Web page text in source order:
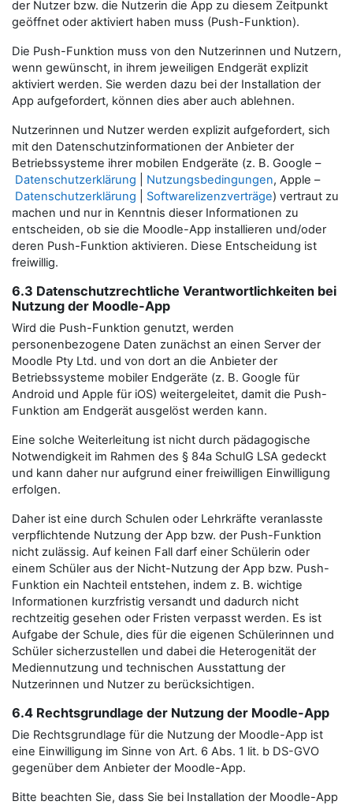
der Nutzer bzw. die Nutzerin die App zu diesem Zeitpunkt
geöffnet oder aktiviert haben muss (Push-Funktion).
Die Push-Funktion muss von den Nutzerinnen und Nutzern,
wenn gewünscht, in ihrem jeweiligen Endgerät explizit
aktiviert werden. Sie werden dazu bei der Installation der
App aufgefordert, können dies aber auch ablehnen.
Nutzerinnen und Nutzer werden explizit aufgefordert, sich
mit den Datenschutzinformationen der Anbieter der
Betriebssysteme ihrer mobilen Endgeräte (z. B. Google –
Datenschutzerklärung
Nutzungsbedingungen, Apple –
Datenschutzerklärung
Softwarelizenzverträge) vertraut zu
machen und nur in Kenntnis dieser Informationen zu
entscheiden, ob sie die Moodle-App installieren und/oder
deren Push-Funktion aktivieren. Diese Entscheidung ist
freiwillig.
6.3 Datenschutzrechtliche Verantwortlichkeiten bei
Nutzung der Moodle-App
Wird die Push-Funktion genutzt, werden
personenbezogene Daten zunächst an einen Server der
Moodle Pty Ltd. und von dort an die Anbieter der
Betriebssysteme mobiler Endgeräte (z. B. Google für
Android und Apple für iOS) weitergeleitet, damit die Push-
Funktion am Endgerät ausgelöst werden kann.
Eine solche Weiterleitung ist nicht durch pädagogische
Notwendigkeit im Rahmen des § 84a SchulG LSA gedeckt
und kann daher nur aufgrund einer freiwilligen Einwilligung
erfolgen.
Daher ist eine durch Schulen oder Lehrkräfte veranlasste
verpflichtende Nutzung der App bzw. der Push-Funktion
nicht zulässig. Auf keinen Fall darf einer Schülerin oder
einem Schüler aus der Nicht-Nutzung der App bzw. Push-
Funktion ein Nachteil entstehen, indem z. B. wichtige
Informationen kurzfristig versandt und dadurch nicht
rechtzeitig gesehen oder Fristen verpasst werden. Es ist
Aufgabe der Schule, dies für die eigenen Schülerinnen und
Schüler sicherzustellen und dabei die Heterogenität der
Mediennutzung und technischen Ausstattung der
Nutzerinnen und Nutzer zu berücksichtigen.
6.4 Rechtsgrundlage der Nutzung der Moodle-App
Die Rechtsgrundlage für die Nutzung der Moodle-App ist
eine Einwilligung im Sinne von Art. 6 Abs. 1 lit. b DS-GVO
gegenüber dem Anbieter der Moodle-App.
Bitte beachten Sie, dass Sie bei Installation der Moodle-App